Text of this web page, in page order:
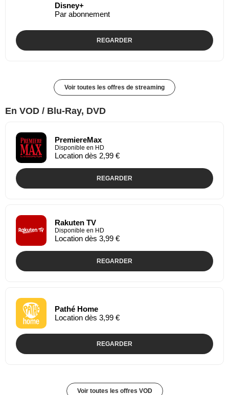
Disney+
Par abonnement
REGARDER
Voir toutes les offres de streaming
En VOD / Blu-Ray, DVD
PremiereMax
Disponible en HD
Location dès 2,99 €
REGARDER
Rakuten TV
Disponible en HD
Location dès 3,99 €
REGARDER
Pathé Home
Location dès 3,99 €
REGARDER
Voir toutes les offres VOD